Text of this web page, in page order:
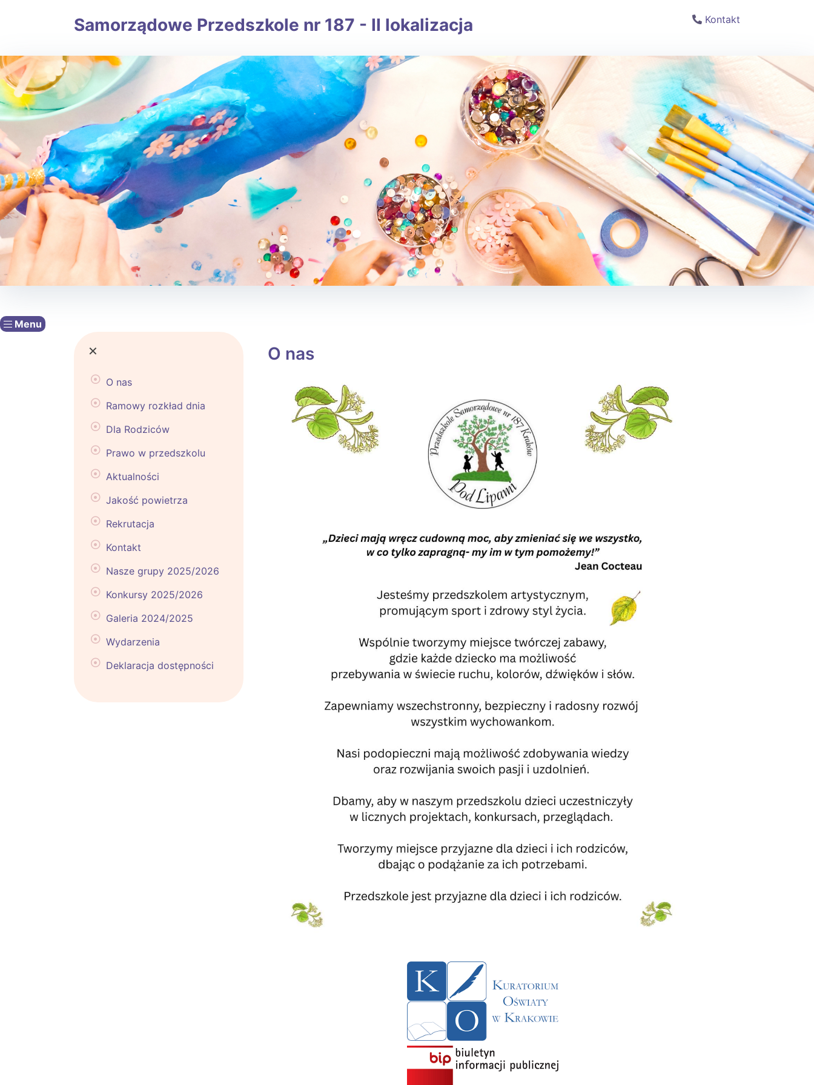
Kontakt
Samorządowe Przedszkole nr 187 - II lokalizacja
Menu
×
O nas
Ramowy rozkład dnia
Dla Rodziców
Prawo w przedszkolu
Aktualności
Jakość powietrza
Rekrutacja
Kontakt
Nasze grupy 2025/2026
Konkursy 2025/2026
Galeria 2024/2025
Wydarzenia
Deklaracja dostępności
O nas